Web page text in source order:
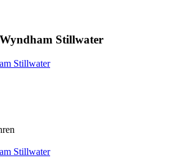
Stillwater
Stillwater
Stillwater